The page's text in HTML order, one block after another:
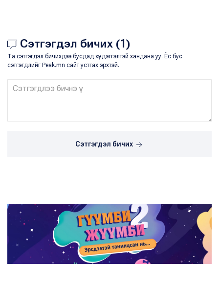
Сэтгэгдэл бичих (1)
Та сэтгэгдэл бичихдээ бусдад хүндэтгэлтэй хандана уу. Ёс бус
сэтгэгдлийг Peak.mn сайт устгах эрхтэй.
Сэтгэгдэл бичих